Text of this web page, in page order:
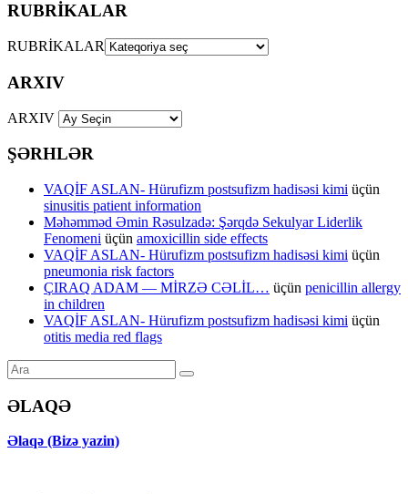
RUBRİKALAR
RUBRİKALAR
ARXIV
ARXIV
ŞƏRHLƏR
VAQİF ASLAN- Hürufizm postsufizm hadisəsi kimi üçün
sinusitis patient information
Məhəmməd Əmin Rəsulzadə: Şərqdə Sekulyar Liderlik
Fenomeni üçün amoxicillin side effects
VAQİF ASLAN- Hürufizm postsufizm hadisəsi kimi üçün
pneumonia risk factors
ÇIRAQ ADAM — MİRZƏ CƏLİL… üçün penicillin allergy
in children
VAQİF ASLAN- Hürufizm postsufizm hadisəsi kimi üçün
otitis media red flags
ƏLAQƏ
Əlaqə (Bizə yazin)